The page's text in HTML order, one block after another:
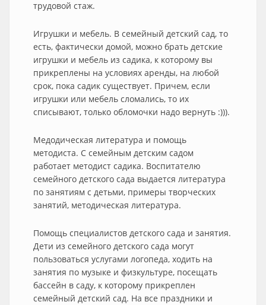
трудовой стаж.
Игрушки и мебель. В семейный детский сад, то
есть, фактически домой, можно брать детские
игрушки и мебель из садика, к которому вы
прикреплены на условиях аренды, на любой
срок, пока садик существует. Причем, если
игрушки или мебель сломались, то их
списывают, только обломочки надо вернуть :))).
Медодическая литература и помощь
методиста. С семейным детским садом
работает методист садика. Воспитателю
семейного детского сада выдается литература
по занятиям с детьми, примеры творческих
занятий, методическая литература.
Помощь специалистов детского сада и занятия.
Дети из семейного детского сада могут
пользоваться услугами логопеда, ходить на
занятия по музыке и физкультуре, посещать
бассейн в саду, к которому прикреплен
семейный детский сад. На все праздники и